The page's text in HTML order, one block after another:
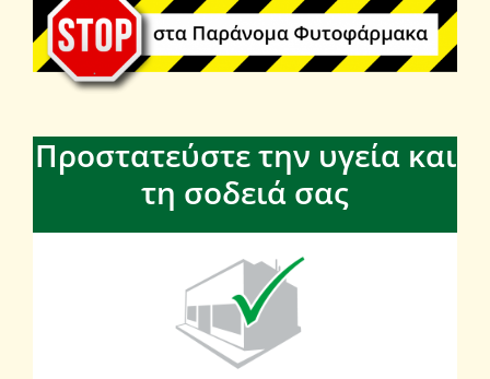
Προστατεύστε την υγεία και
τη σοδειά σας